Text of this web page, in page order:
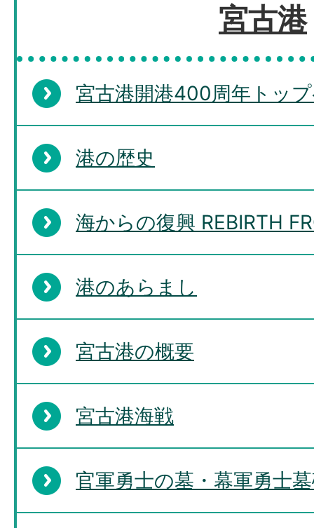
宮古港
宮古港開港400周年トッ
港の歴史
海からの復興 REBIRTH
港のあらまし
宮古港の概要
宮古港海戦
官軍勇士の墓・幕軍勇士